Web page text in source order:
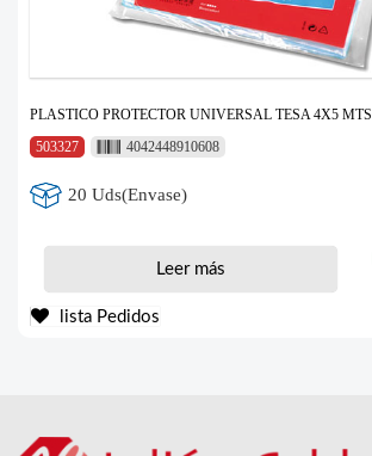
PLASTICO PROTECTOR UNIVERSAL TESA 4X5 MTS.
503327
4042448910608
20 Uds(Envase)
Leer más
lista Pedidos